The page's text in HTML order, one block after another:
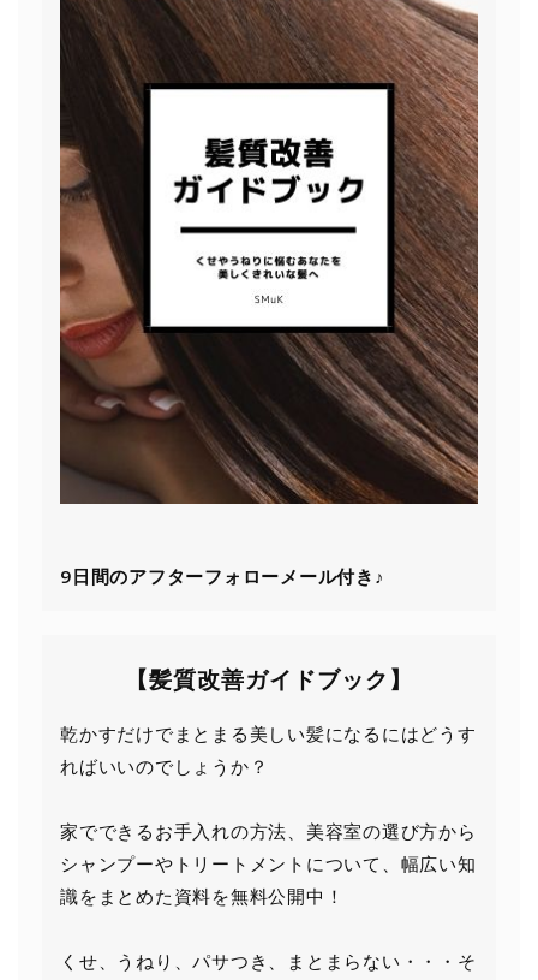
9日間のアフターフォローメール付き♪
【髪質改善ガイドブック】
乾かすだけでまとまる美しい髪になるにはどうす
ればいいのでしょうか？
家でできるお手入れの方法、美容室の選び方から
シャンプーやトリートメントについて、幅広い知
識をまとめた資料を無料公開中！
くせ、うねり、パサつき、まとまらない・・・そ